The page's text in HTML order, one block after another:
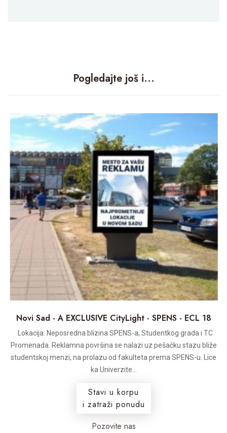
Pogledajte još i...
Novi Sad - A EXCLUSIVE CityLight - SPENS - ECL 18
Lokacija: Neposredna blizina SPENS-a, Studentkog grada i TC
Promenada. Reklamna površina se nalazi uz pešačku stazu bliže
studentskoj menzi, na prolazu od fakulteta prema SPENS-u. Lice
ka Univerzite...
Stavi u korpu
i zatraži ponudu
Pozovite nas